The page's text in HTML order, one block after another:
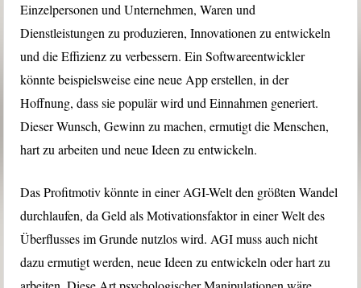
Einzelpersonen und Unternehmen, Waren und
Dienstleistungen zu produzieren, Innovationen zu entwickeln
und die Effizienz zu verbessern. Ein Softwareentwickler
könnte beispielsweise eine neue App erstellen, in der
Hoffnung, dass sie populär wird und Einnahmen generiert.
Dieser Wunsch, Gewinn zu machen, ermutigt die Menschen,
hart zu arbeiten und neue Ideen zu entwickeln.
Das Profitmotiv könnte in einer AGI-Welt den größten Wandel
durchlaufen, da Geld als Motivationsfaktor in einer Welt des
Überflusses im Grunde nutzlos wird. AGI muss auch nicht
dazu ermutigt werden, neue Ideen zu entwickeln oder hart zu